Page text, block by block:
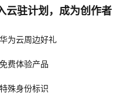
云驻计划，成为创作者
华为云周边好礼
免费体验产品
特殊身份标识